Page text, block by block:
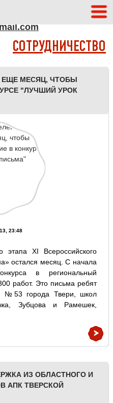
СОТРУДНИЧЕСТВО
ЕЩЕ МЕСЯЦ, ЧТОБЫ
"ЛУЧШИЙ УРОК
23:48
этапа XI Всероссийского
остался месяц. С начала
в региональный
работ. Это письма ребят
города Твери, школ
Зубцова и Рамешек,
ИЗ ОБЛАСТНОГО И
АПК ТВЕРСКОЙ